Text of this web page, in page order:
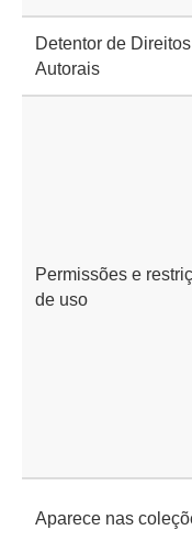
Detentor de Direitos
Autorais
Permissões e
de uso
Aparece nas